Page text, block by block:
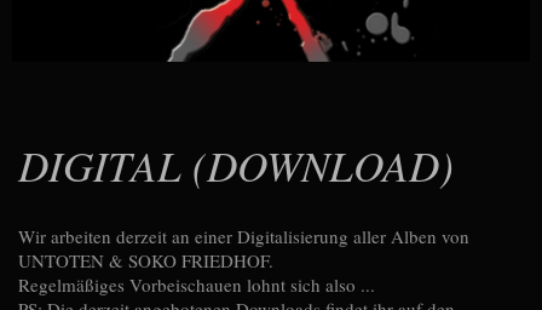
DIGITAL (DOWNLOAD)
Wir arbeiten derzeit an einer Digitalisierung aller Alben von
UNTOTEN & SOKO FRIEDHOF.
Regelmäßiges Vorbeischauen lohnt sich also ...